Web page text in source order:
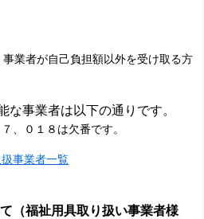
業者が自己負担額以外を受け取る方
事業者は以下の通りです。
０１８は欠番です。
事業者一覧
（福祉用具取り扱い事業者様